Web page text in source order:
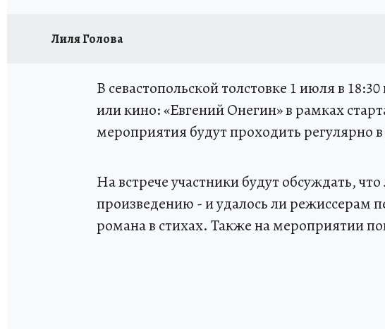
Лиля Голова
В севастопольской толстовке 1 июля в
или кино: «Евгений Онегин» в рамках
мероприятия будут проходить регулярно
На встрече участники будут обсуждать,
произведению - и удалось ли режиссерам
романа в стихах. Также на мероприятии